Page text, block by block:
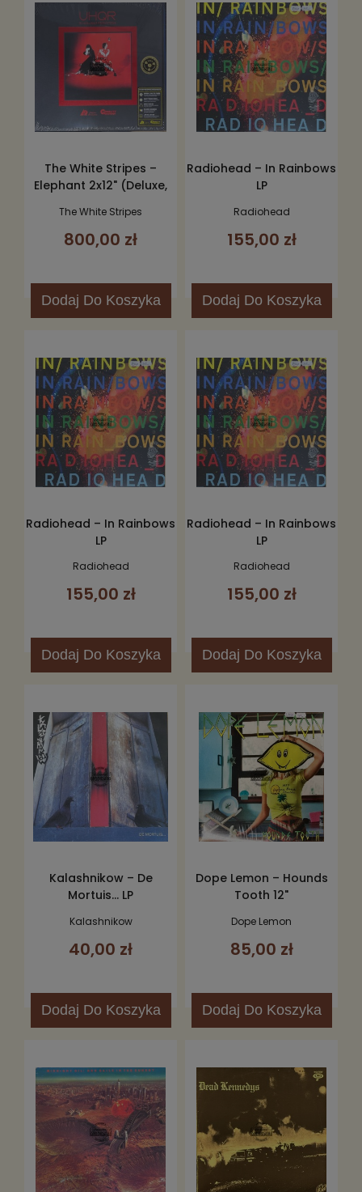
The White Stripes –
Elephant 2x12" (Deluxe,
The White Stripes
800,00 zł
Dodaj Do Koszyka
Radiohead – In Rainbows
LP
Radiohead
155,00 zł
Dodaj Do Koszyka
Radiohead – In Rainbows
LP
Radiohead
155,00 zł
Dodaj Do Koszyka
Radiohead – In Rainbows
LP
Radiohead
155,00 zł
Dodaj Do Koszyka
Kalashnikow – De
Mortuis... LP
Kalashnikow
40,00 zł
Dodaj Do Koszyka
Dope Lemon – Hounds
Tooth 12"
Dope Lemon
85,00 zł
Dodaj Do Koszyka